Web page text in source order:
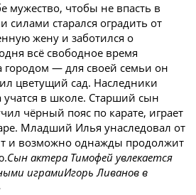
мужество, чтобы не впасть в
силами старался оградить от
жену и заботился о
всё свободное время
городом — для своей семьи он
цветущий сад. Наследники
в школе. Старший сын
чёрный пояс по карате, играет
Младший Илья унаследовал от
и возможно однажды продолжит
Сын актера Тимофей увлекается
играмиИгорь Ливанов в